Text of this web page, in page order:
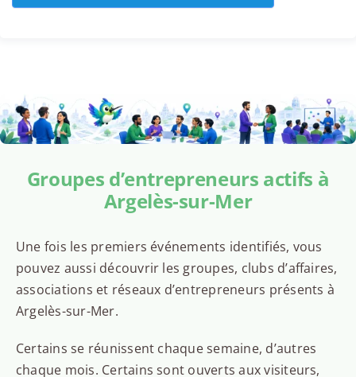
Groupes d’entrepreneurs actifs à
Argelès-sur-Mer
Une fois les premiers événements identifiés, vous
pouvez aussi découvrir les groupes, clubs d’affaires,
associations et réseaux d’entrepreneurs présents à
Argelès-sur-Mer.
Certains se réunissent chaque semaine, d’autres
chaque mois. Certains sont ouverts aux visiteurs,